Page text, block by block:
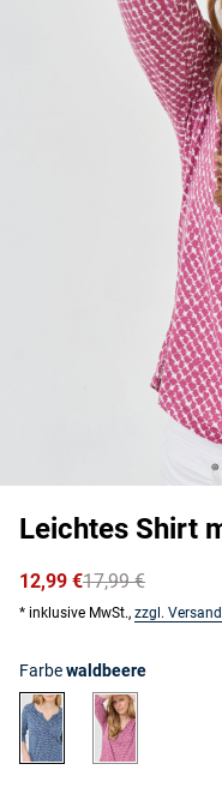
Leichtes Shirt
17,99 €
12,99 €
* inklusive MwSt., zzgl.
Farbewaldbeere
blau
waldbeere